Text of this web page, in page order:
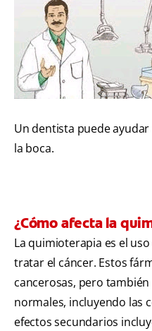
Un dentista puede
la boca.
¿Cómo afecta la
La quimioterapia es el
tratar el cáncer. Estos
cancerosas, pero
normales, incluyendo las
efectos secundarios